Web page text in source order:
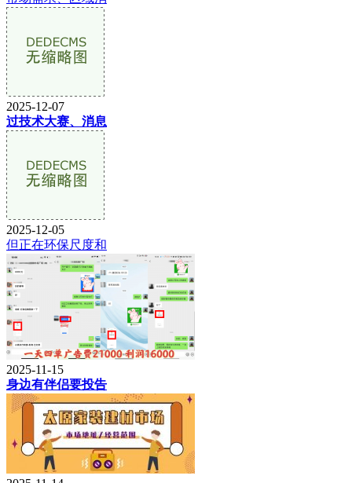
2025-12-07
过技术大赛、消息
2025-12-05
但正在环保尺度和
2025-11-15
身边有伴侣要投告